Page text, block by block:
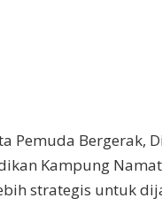
n
N
a
m
Pemuda Bergerak,
Kampung
strategis untuk